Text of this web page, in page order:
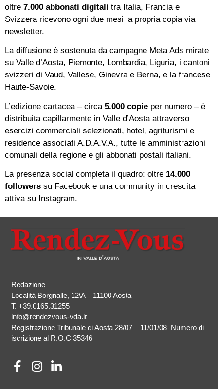
oltre 7.000 abbonati digitali tra Italia, Francia e
Svizzera ricevono ogni due mesi la propria copia via
newsletter.
La diffusione è sostenuta da campagne Meta Ads mirate
su Valle d’Aosta, Piemonte, Lombardia, Liguria, i cantoni
svizzeri di Vaud, Vallese, Ginevra e Berna, e la francese
Haute-Savoie.
L’edizione cartacea – circa 5.000 copie per numero – è
distribuita capillarmente in Valle d’Aosta attraverso
esercizi commerciali selezionati, hotel, agriturismi e
residence associati A.D.A.V.A., tutte le amministrazioni
comunali della regione e gli abbonati postali italiani.
La presenza social completa il quadro: oltre 14.000
followers su Facebook e una community in crescita
attiva su Instagram.
Redazione
Località Borgnalle, 12\A – 11100 Aosta
T.+39.0165.31255
info@rendezvous-vda.it
Registrazione Tribunale di Aosta 28/07 – 11/01/08 Numero di
iscrizione al R.O.C 35346